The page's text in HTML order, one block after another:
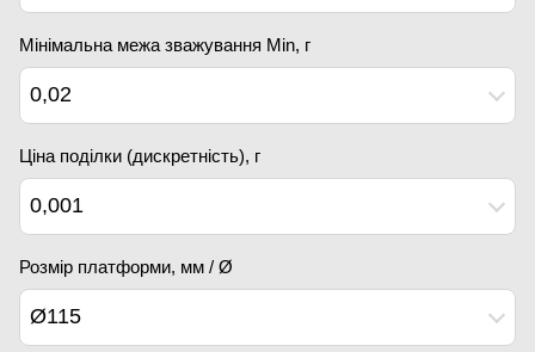
Мінімальна межа зважування Min, г
0,02
Ціна поділки (дискретність), г
0,001
Розмір платформи, мм / Ø
Ø115